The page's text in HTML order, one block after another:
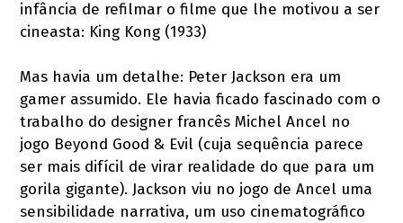
infância de refilmar o filme que lhe motivou a ser
cineasta: King Kong (1933)
Mas havia um detalhe: Peter Jackson era um
gamer assumido. Ele havia ficado fascinado com o
trabalho do designer francês Michel Ancel no
jogo Beyond Good & Evil (cuja sequência parece
ser mais difícil de virar realidade do que para um
gorila gigante). Jackson viu no jogo de Ancel uma
sensibilidade narrativa, um uso cinematográfico